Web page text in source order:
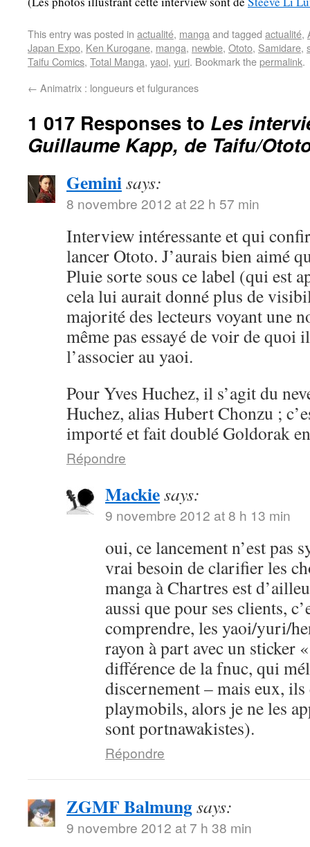
This entry was posted in actualité, manga and tagged actualité,
Japan Expo, Ken Kurogane, manga, newbie, Ototo, Samidare,
Taifu Comics, Total Manga, yaoi, yuri. Bookmark thepermalink.
← Animatrix : longueurs et fulgurances
1 017 Responses to Les
Guillaume Kapp, de Taifu/
Geminisays:
8 novembre 2012 at 22 h 57 min
Interview intéressante et qui
lancer Ototo. J’aurais bien aimé
Pluie sorte sous ce label (qui est
cela lui aurait donné plus de
majorité des lecteurs voyant une
même pas essayé de voir de quoi
l’associer au yaoi.
Pour Yves Huchez, il s’agit du
Huchez, alias Hubert Chonzu ;
importé et fait doublé Goldorak
Répondre
Mackiesays:
9 novembre 2012 at 8 h 13 min
oui, ce lancement n’est pas
vrai besoin de clarifier les
manga à Chartres est
aussi que pour ses clients,
comprendre, les yaoi/yuri/
rayon à part avec un sticker
différence de la fnuc, qui
discernement – mais eux, ils
playmobils, alors je ne les
sont portnawakistes).
Répondre
ZGMF Balmungsays:
9 novembre 2012 at 7 h 38 min